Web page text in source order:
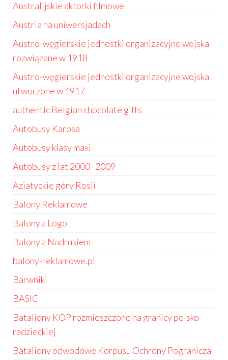
Australijskie aktorki filmowe
Austria na uniwersjadach
Austro-węgierskie jednostki organizacyjne wojska
rozwiązane w 1918
Austro-węgierskie jednostki organizacyjne wojska
utworzone w 1917
authentic Belgian chocolate gifts
Autobusy Karosa
Autobusy klasy maxi
Autobusy z lat 2000–2009
Azjatyckie góry Rosji
Balony Reklamowe
Balony z Logo
Balony z Nadrukiem
balony-reklamowe.pl
Barwniki
BASIC
Bataliony KOP rozmieszczone na granicy polsko-
radzieckiej
Bataliony odwodowe Korpusu Ochrony Pogranicza